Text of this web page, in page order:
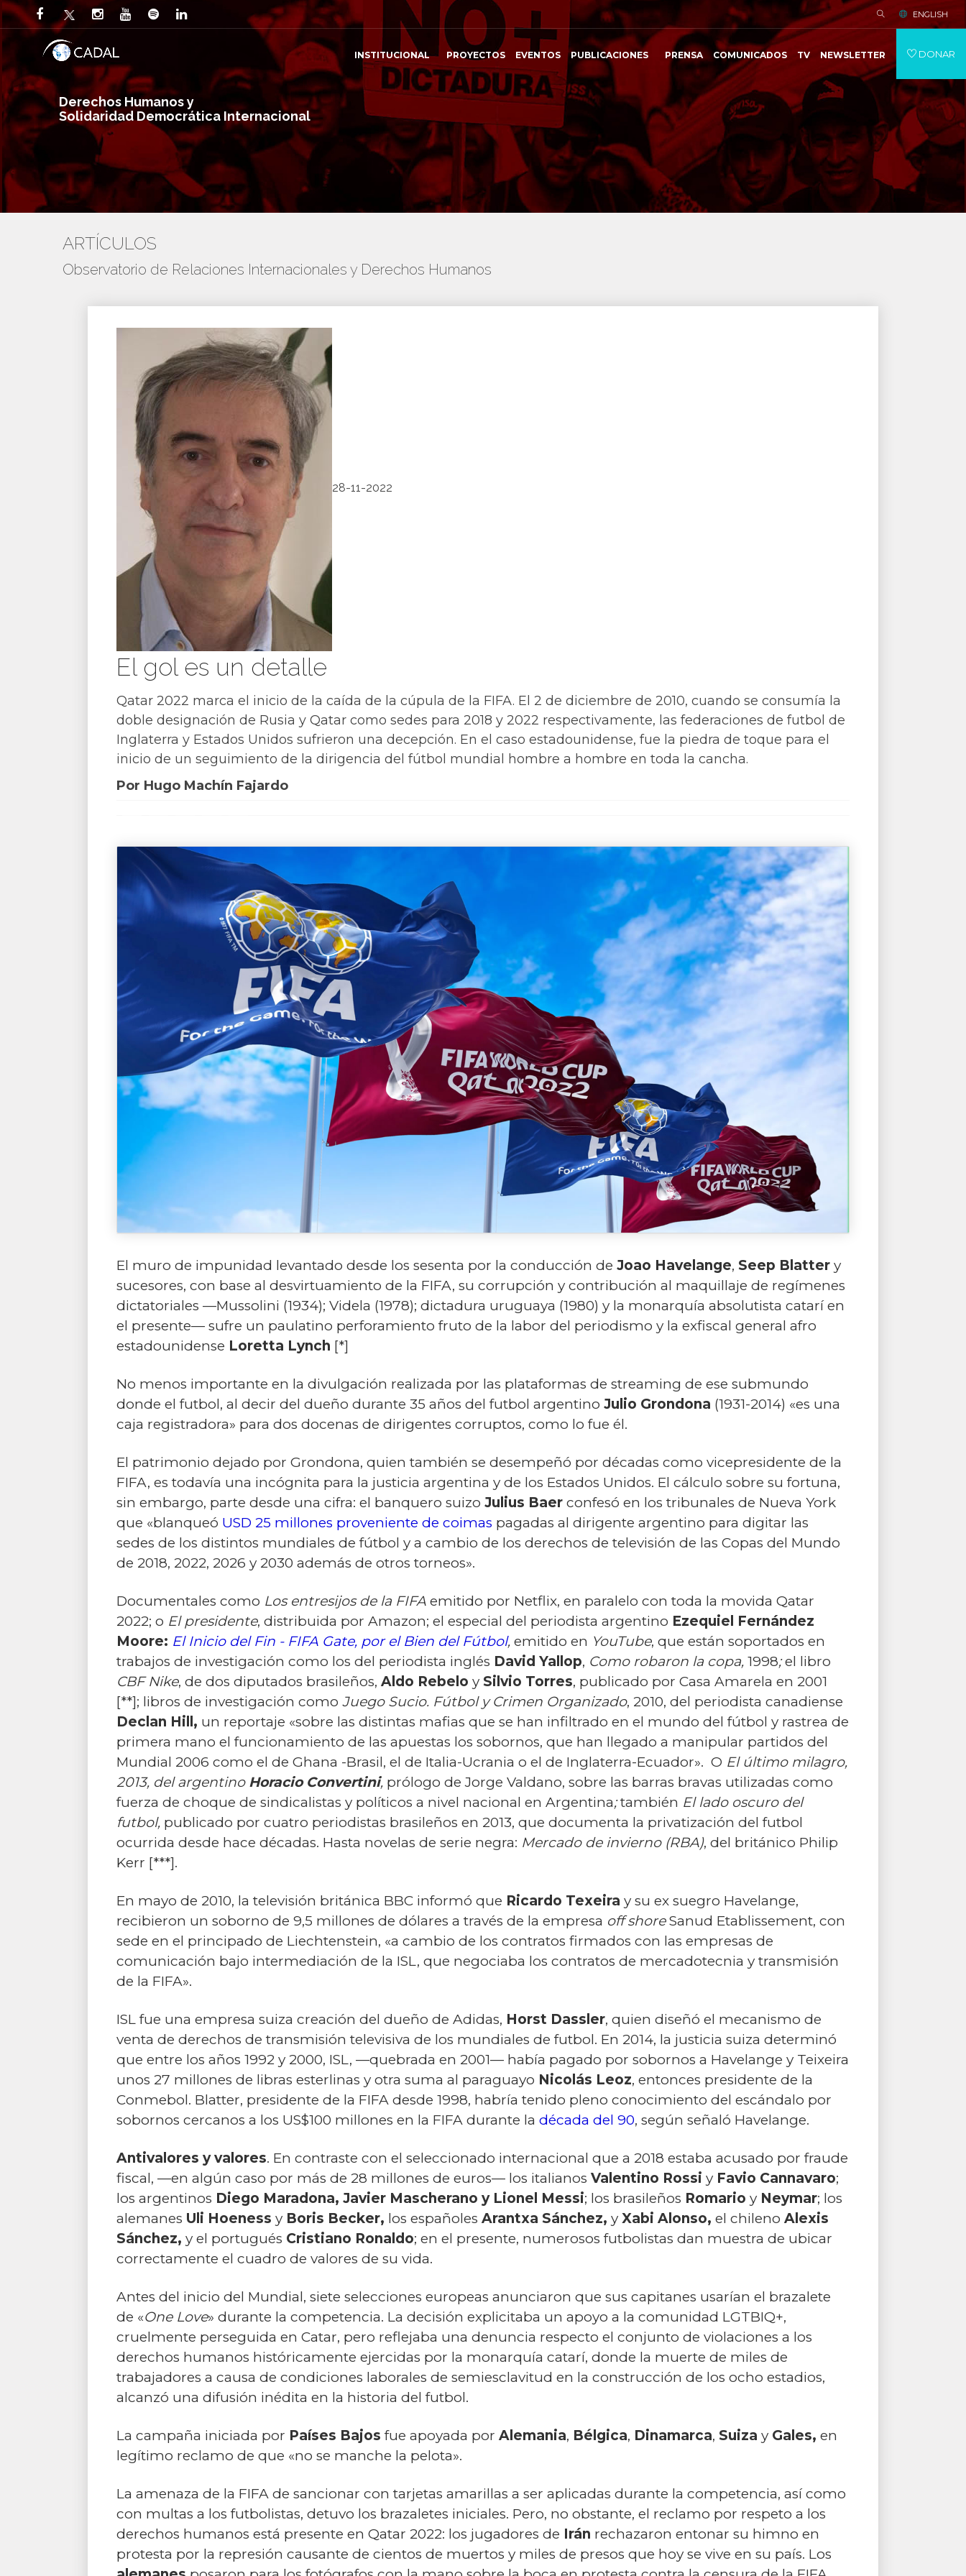
Derechos Humanos y
Solidaridad Democrática Internacional
ENGLISH
INSTITUCIONAL PROYECTOS EVENTOS PUBLICACIONES PRENSA COMUNICADOS TV NEWSLETTER DONAR
ARTÍCULOS
Observatorio de Relaciones Internacionales y Derechos Humanos
28-11-2022
El gol es un detalle
Qatar 2022 marca el inicio de la caída de la cúpula de la FIFA. El 2 de diciembre de 2010, cuando se consumía la
doble designación de Rusia y Qatar como sedes para 2018 y 2022 respectivamente, las federaciones de futbol de
Inglaterra y Estados Unidos sufrieron una decepción. En el caso estadounidense, fue la piedra de toque para el
inicio de un seguimiento de la dirigencia del fútbol mundial hombre a hombre en toda la cancha.
Por Hugo Machín Fajardo
El muro de impunidad levantado desde los sesenta por la conducción de Joao Havelange, Seep Blatter y
sucesores, con base al desvirtuamiento de la FIFA, su corrupción y contribución al maquillaje de regímenes
dictatoriales —Mussolini (1934); Videla (1978); dictadura uruguaya (1980) y la monarquía absolutista catarí en
el presente— sufre un paulatino perforamiento fruto de la labor del periodismo y la exfiscal general afro
estadounidense Loretta Lynch [*]
No menos importante en la divulgación realizada por las plataformas de streaming de ese submundo
donde el futbol, al decir del dueño durante 35 años del futbol argentino Julio Grondona (1931-2014) «es una
caja registradora» para dos docenas de dirigentes corruptos, como lo fue él.
El patrimonio dejado por Grondona, quien también se desempeñó por décadas como vicepresidente de la
FIFA, es todavía una incógnita para la justicia argentina y de los Estados Unidos. El cálculo sobre su fortuna,
sin embargo, parte desde una cifra: el banquero suizo Julius Baer confesó en los tribunales de Nueva York
que «blanqueó USD 25 millones proveniente de coimas pagadas al dirigente argentino para digitar las
sedes de los distintos mundiales de fútbol y a cambio de los derechos de televisión de las Copas del Mundo
de 2018, 2022, 2026 y 2030 además de otros torneos».
Documentales como Los entresijos de la FIFA emitido por Netflix, en paralelo con toda la movida Qatar
2022; o El presidente, distribuida por Amazon; el especial del periodista argentino Ezequiel Fernández
Moore: El Inicio del Fin - FIFA Gate, por el Bien del Fútbol, emitido en YouTube, que están soportados en
trabajos de investigación como los del periodista inglés David Yallop, Como robaron la copa, 1998;el libro
CBF Nike, de dos diputados brasileños, Aldo Rebelo y Silvio Torres, publicado por Casa Amarela en 2001
[**]; libros de investigación como Juego Sucio. Fútbol y Crimen Organizado, 2010, del periodista canadiense
Declan Hill, un reportaje «sobre las distintas mafias que se han infiltrado en el mundo del fútbol y rastrea de
primera mano el funcionamiento de las apuestas los sobornos, que han llegado a manipular partidos del
Mundial 2006 como el de Ghana -Brasil, el de Italia-Ucrania o el de Inglaterra-Ecuador». O El último milagro,
2013, del argentino Horacio Convertini, prólogo de Jorge Valdano, sobre las barras bravas utilizadas como
fuerza de choque de sindicalistas y políticos a nivel nacional en Argentina;también El lado oscuro del
futbol, publicado por cuatro periodistas brasileños en 2013, que documenta la privatización del futbol
ocurrida desde hace décadas. Hasta novelas de serie negra: Mercado de invierno (RBA), del británico Philip
Kerr [***].
En mayo de 2010, la televisión británica BBC informó que Ricardo Texeira y su ex suegro Havelange,
recibieron un soborno de 9,5 millones de dólares a través de la empresa off shoreSanud Etablissement, con
sede en el principado de Liechtenstein, «a cambio de los contratos firmados con las empresas de
comunicación bajo intermediación de la ISL, que negociaba los contratos de mercadotecnia y transmisión
de la FIFA».
ISL fue una empresa suiza creación del dueño de Adidas, Horst Dassler, quien diseñó el mecanismo de
venta de derechos de transmisión televisiva de los mundiales de futbol. En 2014, la justicia suiza determinó
que entre los años 1992 y 2000, ISL, —quebrada en 2001— había pagado por sobornos a Havelange y Teixeira
unos 27 millones de libras esterlinas y otra suma al paraguayo Nicolás Leoz, entonces presidente de la
Conmebol. Blatter, presidente de la FIFA desde 1998, habría tenido pleno conocimiento del escándalo por
sobornos cercanos a los US$100 millones en la FIFA durante la década del 90, según señaló Havelange.
Antivalores y valores. En contraste con el seleccionado internacional que a 2018 estaba acusado por fraude
fiscal, —en algún caso por más de 28 millones de euros— los italianos Valentino Rossi y Favio Cannavaro;
los argentinos Diego Maradona, Javier Mascherano y Lionel Messi; los brasileños Romario y Neymar; los
alemanes Uli Hoeness y Boris Becker, los españoles Arantxa Sánchez, y Xabi Alonso, el chileno Alexis
Sánchez, y el portugués Cristiano Ronaldo; en el presente, numerosos futbolistas dan muestra de ubicar
correctamente el cuadro de valores de su vida.
Antes del inicio del Mundial, siete selecciones europeas anunciaron que sus capitanes usarían el brazalete
de «One Love» durante la competencia. La decisión explicitaba un apoyo a la comunidad LGTBIQ+,
cruelmente perseguida en Catar, pero reflejaba una denuncia respecto el conjunto de violaciones a los
derechos humanos históricamente ejercidas por la monarquía catarí, donde la muerte de miles de
trabajadores a causa de condiciones laborales de semiesclavitud en la construcción de los ocho estadios,
alcanzó una difusión inédita en la historia del futbol.
La campaña iniciada por Países Bajos fue apoyada por Alemania, Bélgica, Dinamarca, Suiza y Gales, en
legítimo reclamo de que «no se manche la pelota».
La amenaza de la FIFA de sancionar con tarjetas amarillas a ser aplicadas durante la competencia, así como
con multas a los futbolistas, detuvo los brazaletes iniciales. Pero, no obstante, el reclamo por respeto a los
derechos humanos está presente en Qatar 2022: los jugadores de Irán rechazaron entonar su himno en
protesta por la represión causante de cientos de muertos y miles de presos que hoy se vive en su país. Los